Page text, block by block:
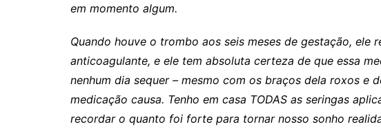
em momento algum.
Quando houve o trombo aos seis meses de gestação, ele
anticoagulante, e ele tem absoluta certeza de que essa
nenhum dia sequer – mesmo com os braços dela roxos e
medicação causa. Tenho em casa TODAS as seringas
recordar o quanto foi forte para tornar nosso sonho